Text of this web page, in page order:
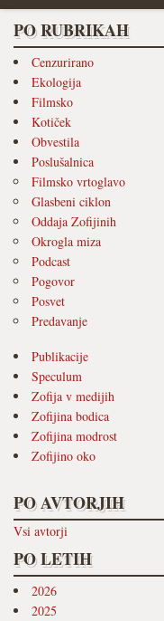
PO RUBRIKAH
Cenzurirano
Ekologija
Filmsko
Kotiček
Obvestila
Poslušalnica
Filmsko vrtoglavo
Glasbeni ciklon
Oddaja Zofijinih
Okrogla miza
Podcast
Pogovor
Posvet
Predavanje
Publikacije
Speculum
Zofija v medijih
Zofijina bodica
Zofijina modrost
Zofijino oko
PO AVTORJIH
Vsi avtorji
PO LETIH
2026
2025